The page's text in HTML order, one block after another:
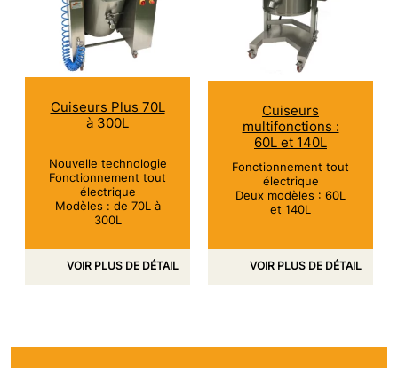
Cuiseurs Plus 70L
à 300L
Nouvelle technologie
Fonctionnement tout
électrique
Modèles : de 70L à
300L
VOIR PLUS DE DÉTAIL
Cuiseurs
multifonctions :
60L et 140L
Fonctionnement tout
électrique
Deux modèles : 60L
et 140L
VOIR PLUS DE DÉTAIL